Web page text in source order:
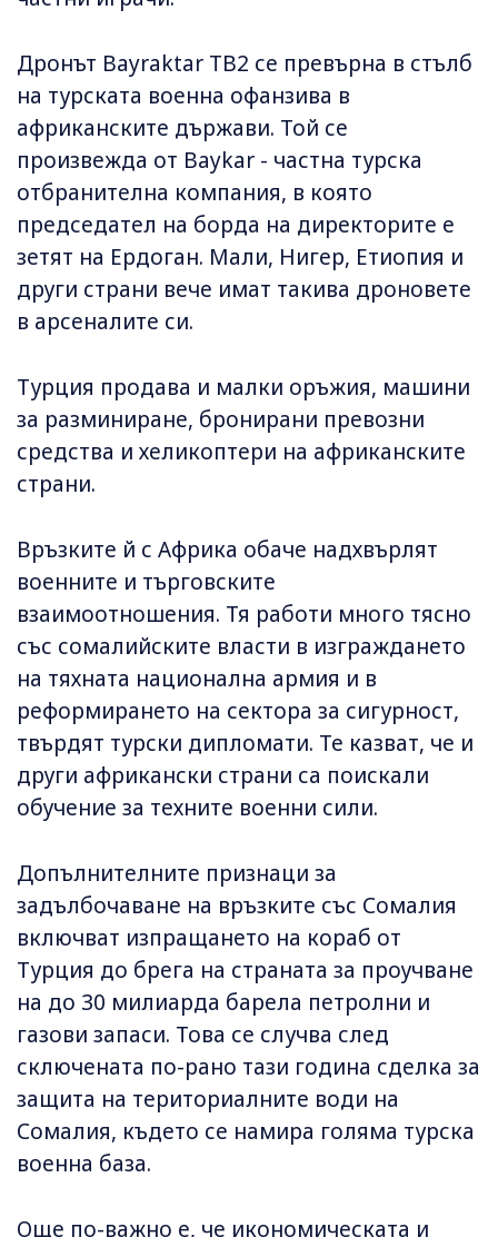
Дронът Bayraktar TB2 се превърна в стълб
на турската военна офанзива в
африканските държави. Той се
произвежда от Baykar - частна турска
отбранителна компания, в която
председател на борда на директорите е
зетят на Ердоган. Мали, Нигер, Етиопия и
други страни вече имат такива дроновете
в арсеналите си.
Турция продава и малки оръжия, машини
за разминиране, бронирани превозни
средства и хеликоптери на африканските
страни.
Връзките й с Африка обаче надхвърлят
военните и търговските
взаимоотношения. Тя работи много тясно
със сомалийските власти в изграждането
на тяхната национална армия и в
реформирането на сектора за сигурност,
твърдят турски дипломати. Те казват, че и
други африкански страни са поискали
обучение за техните военни сили.
Допълнителните признаци за
задълбочаване на връзките със Сомалия
включват изпращането на кораб от
Турция до брега на страната за проучване
на до 30 милиарда барела петролни и
газови запаси. Това се случва след
сключената по-рано тази година сделка за
защита на териториалните води на
Сомалия, където се намира голяма турска
военна база.
Още по-важно е, че икономическата и